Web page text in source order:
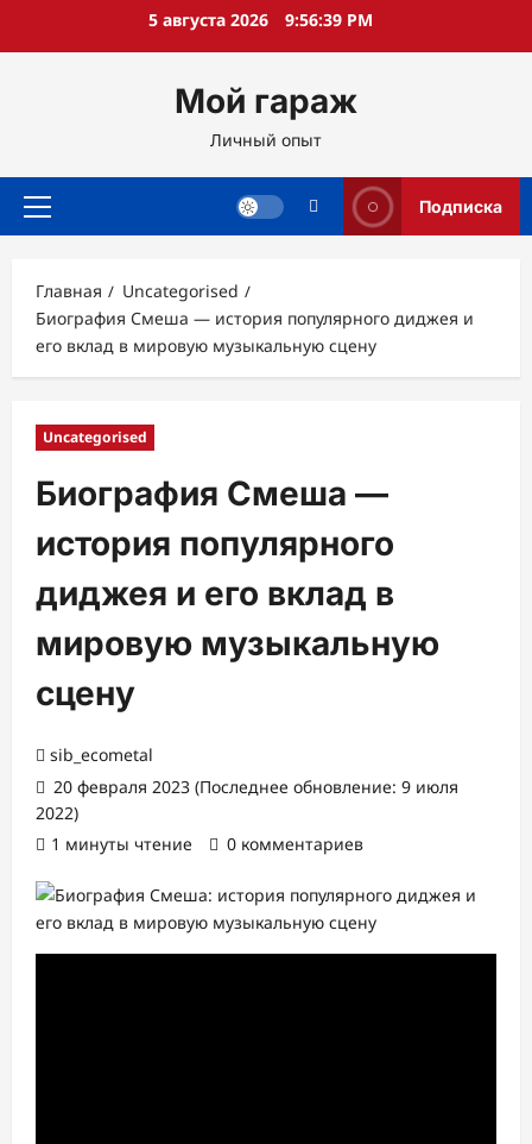
5 августа 2026 9:56:40 PM
Мой гараж
Личный опыт
Основное
Подписка
Главная
Uncategorised
Биография Смеша — история популярного диджея и
его вклад в мировую музыкальную сцену
Uncategorised
Биография Смеша —
история популярного
диджея и его вклад в
мировую музыкальную
сцену
sib_ecometal
20 февраля 2023 (Последнее обновление: 9 июля
2022)
1 минуты чтение
0 комментариев